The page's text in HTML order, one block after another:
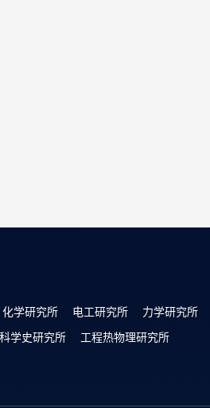
化学研究所 电工研究所
力学研究所
学史研究所
工程热物理研究所